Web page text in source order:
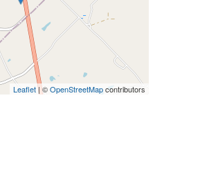
Leaflet| ©OpenStreetMapcontributors